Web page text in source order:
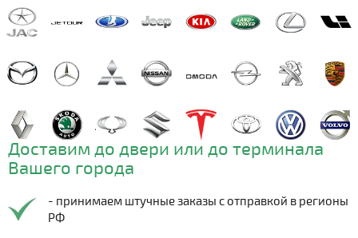
Доставим до двери или до терминала
Вашего города
- принимаем штучные заказы с отправкой в регионы
РФ